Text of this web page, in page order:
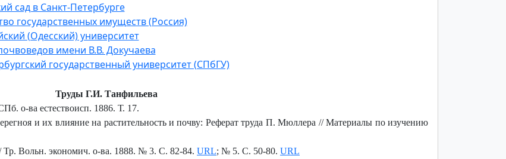
сад в Санкт-Петербурге
государственных имуществ (Россия)
(Одесский) университет
имени В.В. Докучаева
государственный университет (СПбГУ)
Труды Г.И. Танфильева
о-ва естествоисп. 1886. Т. 17.
и их влияние на растительность и почву: Реферат труда П. Мюллера // Материалы по изучению
Тр. Вольн. экономич. о-ва. 1888. № 3. С. 82-84. URL; № 5. С. 50-80. URL